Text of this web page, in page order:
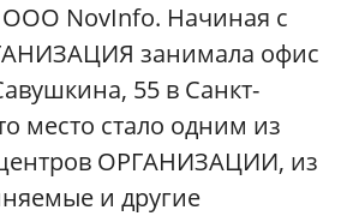
NovInfo. Начиная с
занимала офис
55 в Санкт-
место стало одним из
ОРГАНИЗАЦИИ, из
и другие